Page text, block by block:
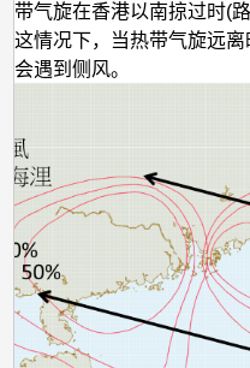
带气旋在香港以南掠过时(
这情况下，当热带气旋远
会遇到侧风。